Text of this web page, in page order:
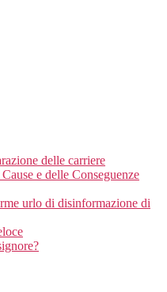
delle carriere
e delle Conseguenze
urlo di disinformazione di